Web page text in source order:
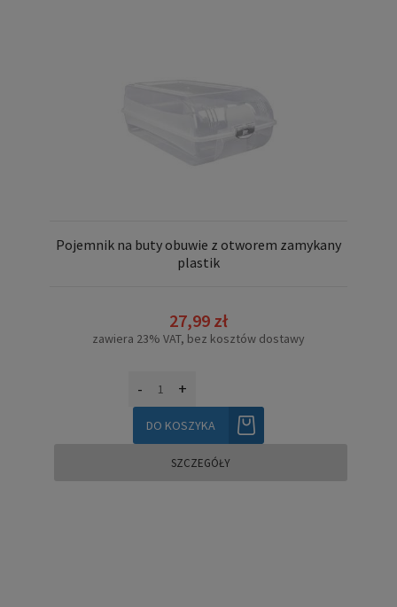
Pojemnik na buty obuwie z otworem zamykany
plastik
27,99 zł
zawiera 23% VAT, bez kosztów dostawy
- +
DO KOSZYKA
SZCZEGÓŁY